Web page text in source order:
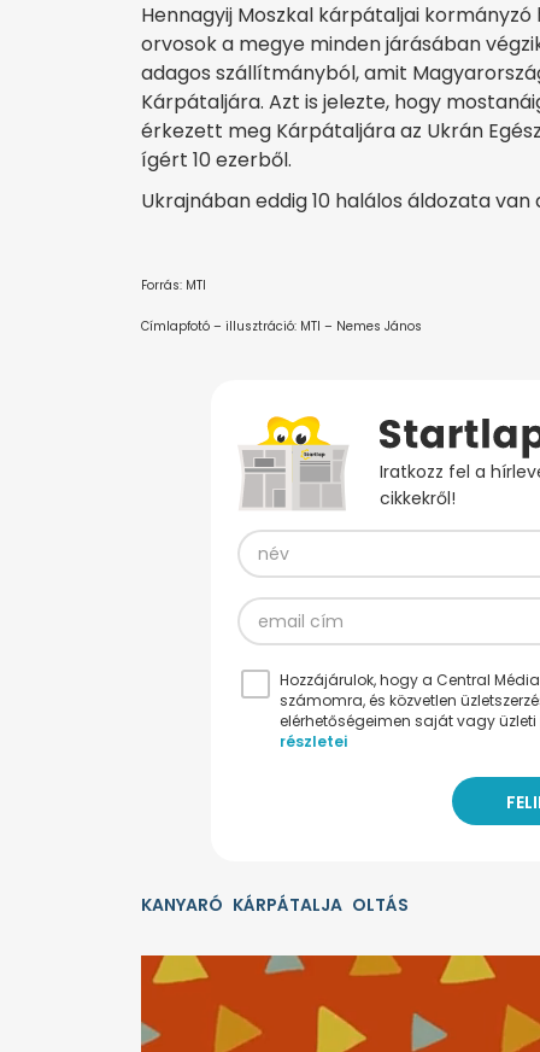
Hennagyij Moszkal kárpátaljai
orvosok a megye minden járásában
adagos szállítmányból, amit
Kárpátaljára. Azt is jelezte, hogy
érkezett meg Kárpátaljára az Ukrán
ígért 10 ezerből.
Ukrajnában eddig 10 halálos áldozata van
Forrás: MTI
Címlapfotó – illusztráció: MTI – Nemes János
Iratkozz fel a
cikkekről!
Hozzájárulok, hogy a Central
számomra, és közvetlen
elérhetőségeimen saját vagy
részletei
KANYARÓ KÁRPÁTALJA OLTÁS